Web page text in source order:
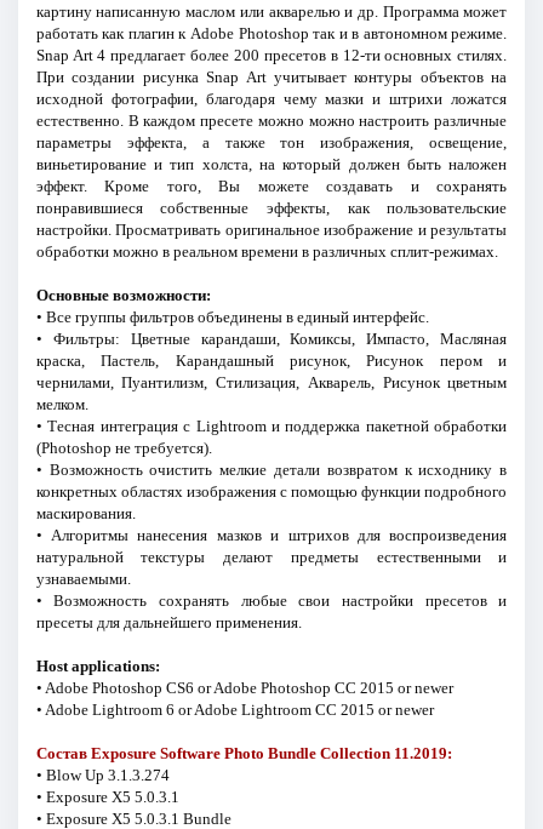
картину написанную маслом или акварелью и др. Программа может
работать как плагин к Adobe Photoshop так и в автономном режиме.
Snap Art 4 предлагает более 200 пресетов в 12-ти основных стилях.
При создании рисунка Snap Art учитывает контуры объектов на
исходной фотографии, благодаря чему мазки и штрихи ложатся
естественно. В каждом пресете можно можно настроить различные
параметры эффекта, а также тон изображения, освещение,
виньетирование и тип холста, на который должен быть наложен
эффект. Кроме того, Вы можете создавать и сохранять
понравившиеся собственные эффекты, как пользовательские
настройки. Просматривать оригинальное изображение и результаты
обработки можно в реальном времени в различных сплит-режимах.
Основные возможности:
• Все группы фильтров объединены в единый интерфейс.
• Фильтры: Цветные карандаши, Комиксы, Импасто, Масляная
краска, Пастель, Карандашный рисунок, Рисунок пером и
чернилами, Пуантилизм, Стилизация, Акварель, Рисунок цветным
мелком.
• Тесная интеграция с Lightroom и поддержка пакетной обработки
(Photoshop не требуется).
• Возможность очистить мелкие детали возвратом к исходнику в
конкретных областях изображения с помощью функции подробного
маскирования.
• Алгоритмы нанесения мазков и штрихов для воспроизведения
натуральной текстуры делают предметы естественными и
узнаваемыми.
• Возможность сохранять любые свои настройки пресетов и
пресеты для дальнейшего применения.
Host applications:
• Adobe Photoshop CS6 or Adobe Photoshop CC 2015 or newer
• Adobe Lightroom 6 or Adobe Lightroom CC 2015 or newer
Состав Exposure Software Photo Bundle Collection 11.2019:
• Blow Up 3.1.3.274
• Exposure X5 5.0.3.1
• Exposure X5 5.0.3.1 Bundle